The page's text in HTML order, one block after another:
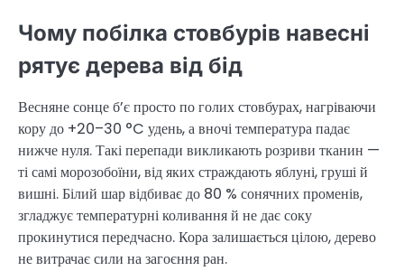
Чому побілка стовбурів навесні
рятує дерева від бід
Весняне сонце б’є просто по голих стовбурах, нагріваючи
кору до +20–30 °C удень, а вночі температура падає
нижче нуля. Такі перепади викликають розриви тканин —
ті самі морозобоїни, від яких страждають яблуні, груші й
вишні. Білий шар відбиває до 80 % сонячних променів,
згладжує температурні коливання й не дає соку
прокинутися передчасно. Кора залишається цілою, дерево
не витрачає сили на загоєння ран.